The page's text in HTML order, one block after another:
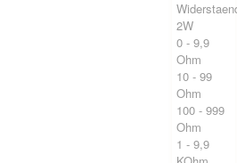
2W
0 - 9,9
Ohm
10 - 99
Ohm
100 - 999
Ohm
1 - 9,9